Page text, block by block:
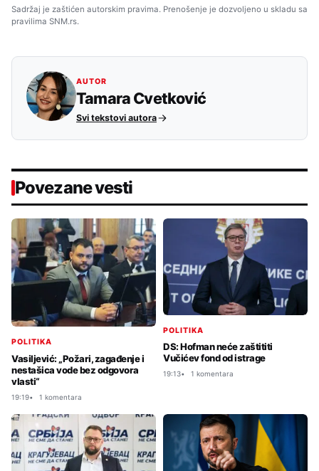
Sadržaj je zaštićen autorskim pravima. Prenošenje je dozvoljeno u skladu sa
pravilima SNM.rs.
AUTOR
Tamara Cvetković
Svi tekstovi autora
Povezane vesti
POLITIKA
Vasiljević: „Požari, zagađenje i
nestašica vode bez odgovora
vlasti“
19:19 1 komentara
POLITIKA
DS: Hofman neće zaštititi
Vučićev fond od istrage
19:13 1 komentara